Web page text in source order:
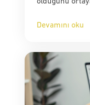
Devamını oku